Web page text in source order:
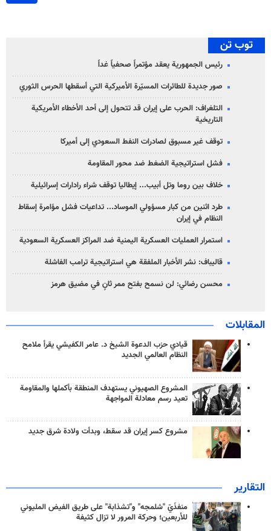
توب تن
رئيس الجمهورية يعقد مؤتمراً صحفياً غداً
صور جديدة للطائرات المسيّرة الأميركية التي أسقطها الحرس الثوري
التلغراف: الحرب على إيران قد تتحول إلى أحد الأخطاء الأمريكية
التاريخية
توقف غير مسبوق لصادرات النفط السعودي إلى أميركا
فشل استراتيجية الضغط ضد محور المقاومة
خلاف بين روما وتل أبيب... إيطاليا توقف شراء رادارات إسرائيلية
طرد اثنين من كبار مسؤولي الموساد... تداعيات فشل مؤامرة إسقاط
النظام في إيران
استمرار العمليات العسكرية اليمنية ضد المراكز العسكرية السعودية
قاليباف: نشر الأخبار الملفقة هي استراتيجية ترامب الفاشلة
محسن رضائي: لن نسمح بفتح ممر ثانٍ في مضيق هرمز
المقابلات
قيادي حزب الدعوة الشيخ د. عامر الكفيشي يقرأ ملامح
النظام العالمي الجديد
المشروع الصهيوني يستهدف المنطقة بأكملها والمقاومة
تعيد رسم معادلة المواجهة
مشروع كسر إيران قد سقط، وبدأت ولادة شرق جديد
التقارير
منفذَيّ "شلمجه" و"تشذابة" على طريق الفيض المليوني
للأربعين؛ وحركة المرور لا تزال كثيفة